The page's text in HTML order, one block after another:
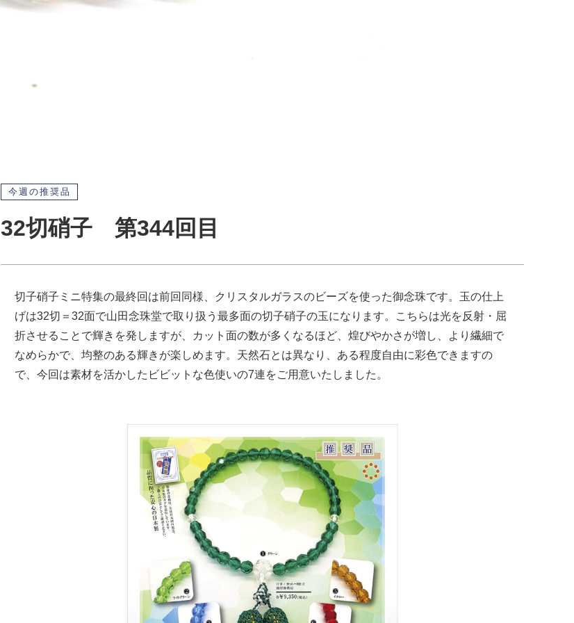
今週の推奨品
32切硝子 第344回目
切子硝子ミニ特集の最終回は前回同様、クリスタルガラスのビーズを使った御念珠です。玉の仕上
げは32切＝32面で山田念珠堂で取り扱う最多面の切子硝子の玉になります。こちらは光を反射・屈
折させることで輝きを発しますが、カット面の数が多くなるほど、煌びやかさが増し、より繊細で
なめらかで、均整のある輝きが楽しめます。天然石とは異なり、ある程度自由に彩色できますの
で、今回は素材を活かしたビビットな色使いの7連をご用意いたしました。